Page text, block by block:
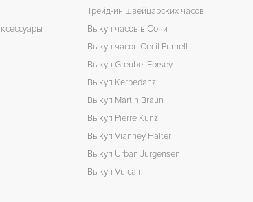
Трейд-ин швейцарских часов
Выкуп часов в Сочи
Выкуп часов Cecil Purnell
Выкуп Greubel Forsey
Выкуп Kerbedanz
Выкуп Martin Braun
Выкуп Pierre Kunz
Выкуп Vianney Halter
Выкуп Urban Jurgensen
Выкуп Vulcain